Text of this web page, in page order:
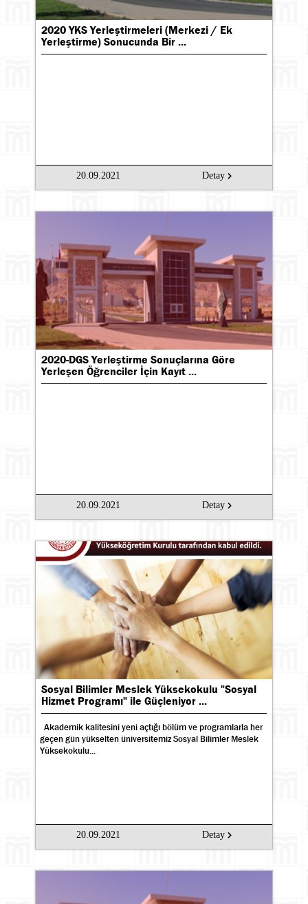
2020 YKS Yerleştirmeleri (Merkezi / Ek
Yerleştirme) Sonucunda Bir ...
20.09.2021 Detay
2020-DGS Yerleştirme Sonuçlarına Göre
Yerleşen Öğrenciler İçin Kayıt ...
20.09.2021 Detay
Sosyal Bilimler Meslek Yüksekokulu "Sosyal
Hizmet Programı" ile Güçleniyor ...
Akademik kalitesini yeni açtığı bölüm ve programlarla her
geçen gün yükselten üniversitemiz Sosyal Bilimler Meslek
Yüksekokulu...
20.09.2021 Detay